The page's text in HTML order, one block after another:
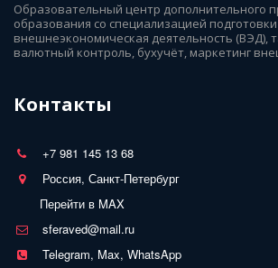
Образовательный центр дополнительного
образования со специализацией
внешнеэкономическая деятельность (ВЭД),
валютный контроль, бухучёт, маркетинг
Контакты
+7 981 145 13 68
Россия, Санкт-Петербург
Перейти в MAX
sferaved@mail.ru
Telegram, Max, WhatsApp